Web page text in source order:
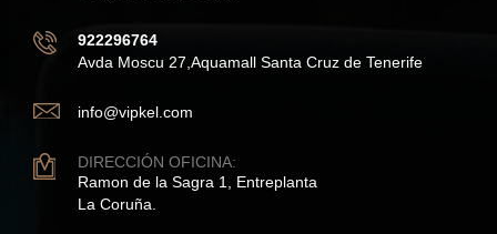
922296764
Avda Moscu 27,Aquamall Santa Cruz de Tenerife
info@vipkel.com
DIRECCIÓN OFICINA:
Ramon de la Sagra 1, Entreplanta
La Coruña.